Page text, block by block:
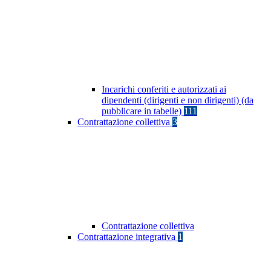
Incarichi conferiti e autorizzati ai
dipendenti (dirigenti e non dirigenti) (da
pubblicare in tabelle) 111
Contrattazione collettiva 3
Contrattazione collettiva
Contrattazione integrativa 1